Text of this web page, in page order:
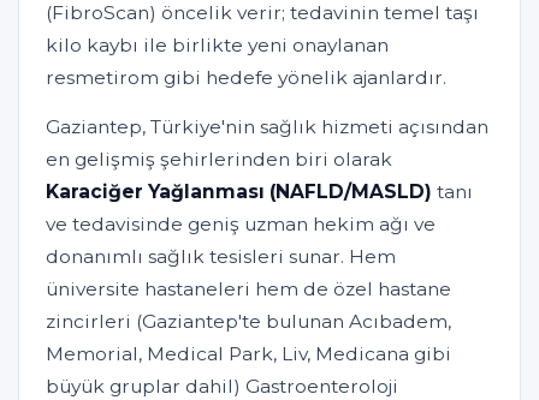
(FibroScan) öncelik verir; tedavinin temel taşı
kilo kaybı ile birlikte yeni onaylanan
resmetirom gibi hedefe yönelik ajanlardır.
Gaziantep, Türkiye'nin sağlık hizmeti açısından
en gelişmiş şehirlerinden biri olarak
Karaciğer Yağlanması (NAFLD/MASLD) tanı
ve tedavisinde geniş uzman hekim ağı ve
donanımlı sağlık tesisleri sunar. Hem
üniversite hastaneleri hem de özel hastane
zincirleri (Gaziantep'te bulunan Acıbadem,
Memorial, Medical Park, Liv, Medicana gibi
büyük gruplar dahil) Gastroenteroloji